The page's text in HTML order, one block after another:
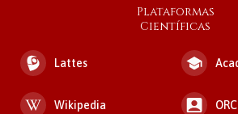
Plataformas
Científicas
Lattes
Wikipedia